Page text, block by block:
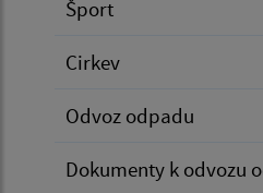
Šport
Cirkev
Odvoz odpadu
Dokumenty k odvozu